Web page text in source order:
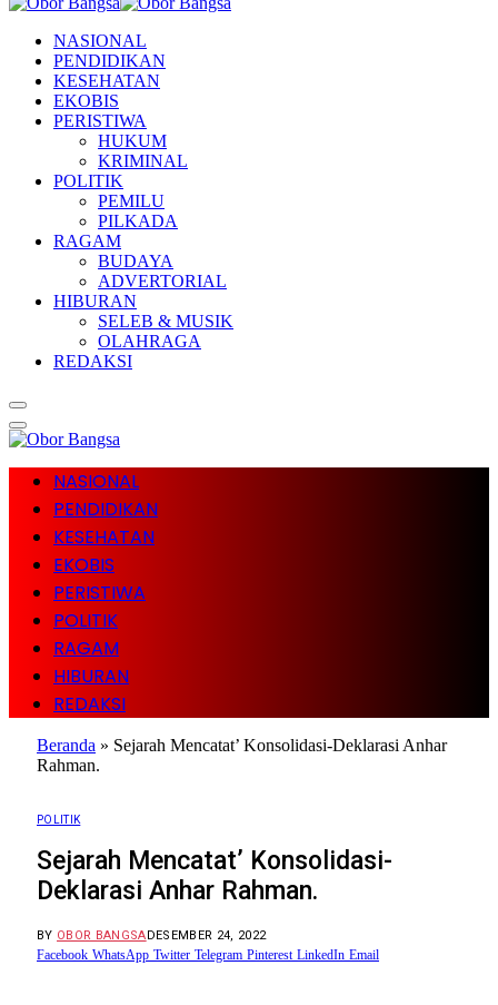
NASIONAL
PENDIDIKAN
KESEHATAN
EKOBIS
PERISTIWA
HUKUM
KRIMINAL
POLITIK
PEMILU
PILKADA
RAGAM
BUDAYA
ADVERTORIAL
HIBURAN
SELEB & MUSIK
OLAHRAGA
REDAKSI
NASIONAL
PENDIDIKAN
KESEHATAN
EKOBIS
PERISTIWA
POLITIK
RAGAM
HIBURAN
REDAKSI
Beranda » Sejarah Mencatat’ Konsolidasi-Deklarasi Anhar
Rahman.
POLITIK
Sejarah Mencatat’ Konsolidasi-
Deklarasi Anhar Rahman.
BY OBOR BANGSADESEMBER 24, 2022
Facebook WhatsApp Twitter Telegram Pinterest LinkedIn Email